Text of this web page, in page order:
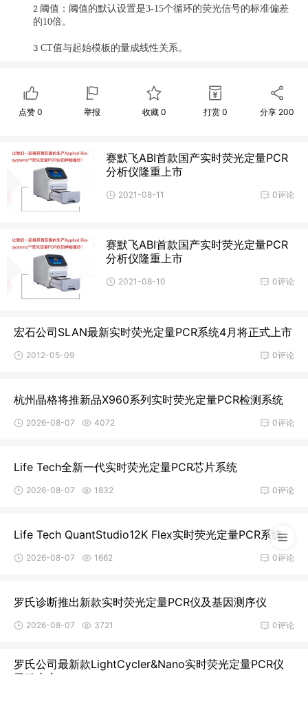
2 阈值：阈值的默认设置是3-15个循环的荧光信号的标准偏差
的10倍。
3 CT值与起始模板的量成线性关系。
点赞0 举报 收藏 0 打赏0 分享 200
赛默飞ABI首款国产实时荧光定量PCR
分析仪隆重上市
0评论
2021-08-11
赛默飞ABI首款国产实时荧光定量PCR
分析仪隆重上市
0评论
2021-08-10
宏石公司SLAN最新实时荧光定量PCR系统4月将正式上市
0评论
2012-05-09
杭州晶格将推新品X960系列实时荧光定量PCR检测系统
0评论
2026-08-07 4072
Life Tech全新一代实时荧光定量PCR芯片系统
0评论
2026-08-07 1832
Life Tech QuantStudio12K Flex实时荧光定量PCR系统
0评论
2026-08-07 1662
罗氏诊断推出新款实时荧光定量PCR仪及基因测序仪
0评论
2026-08-07 3721
罗氏公司最新款LightCycler&Nano实时荧光定量PCR仪
灵动上市